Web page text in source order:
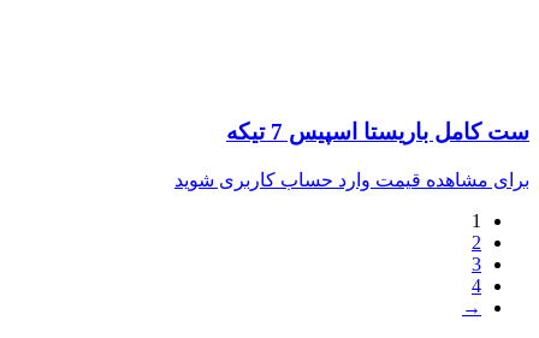
ست کامل باریستا اسپیس 7 تیکه
برای مشاهده قیمت وارد حساب کاربری شوید
1
2
3
4
→